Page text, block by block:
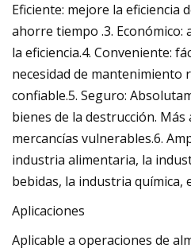
Eficiente: mejore la eficiencia
ahorre tiempo .3. Económico:
la eficiencia.4. Conveniente:
necesidad de mantenimiento
confiable.5. Seguro:
bienes de la destrucción. Más
mercancías vulnerables.6.
industria alimentaria, la
bebidas, la industria química,
Aplicaciones
Aplicable a operaciones de